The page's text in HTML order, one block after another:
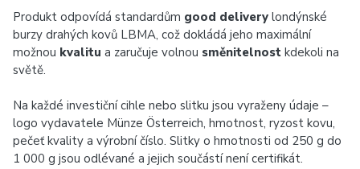
Produkt odpovídá standardům good delivery londýnské
burzy drahých kovů LBMA, což dokládá jeho maximální
možnou kvalitu a zaručuje volnou směnitelnost kdekoli na
světě.
Na každé investiční cihle nebo slitku jsou vyraženy údaje –
logo vydavatele Münze Österreich, hmotnost, ryzost kovu,
pečeť kvality a výrobní číslo. Slitky o hmotnosti od 250 g do
1 000 g jsou odlévané a jejich součástí není certifikát.